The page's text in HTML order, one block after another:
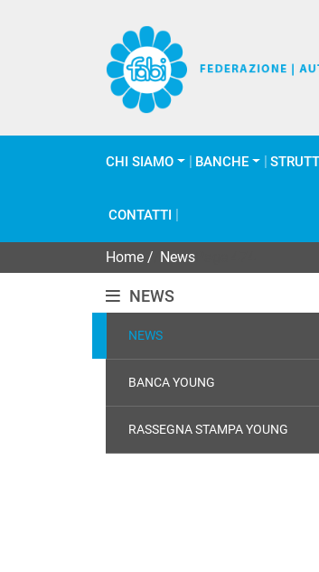
CHI SIAMO BANCHE
CONTATTI
Home News
NEWS
NEWS
BANCA YOUNG
RASSEGNA STAMPA YOUNG